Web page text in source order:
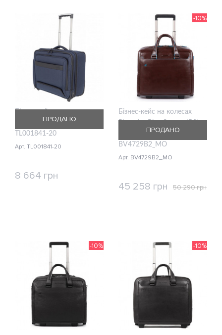
Travelite Meet Navy
TL001841-20
Арт. TL001841-20
ПРОДАНО
8 664 грн
Бізнес-кейс на колесах
Cognac S Маленький
BV4729B2_MO
Арт. BV4729B2_MO
-10%
ПРОДАНО
45 258 грн 50 290 грн
-10% -10%